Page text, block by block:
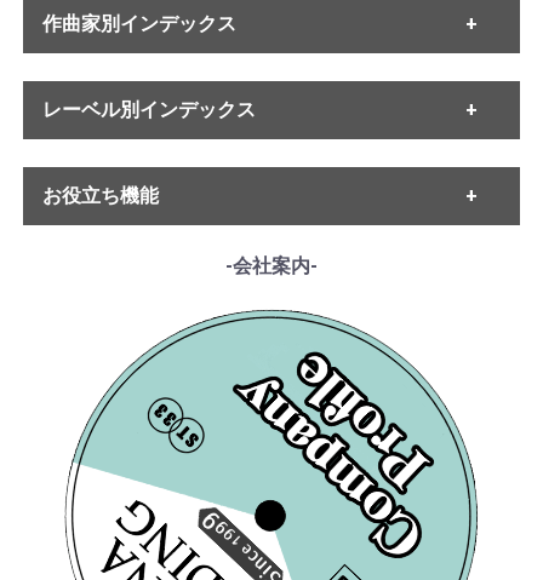
[MELODIYA] A.ギンズブ
ルグ(pf) / バッハ:イギ
リス組曲2番B.807 , バ
ルトーク:ピアノ小品(6
曲), 組曲Op.14
¥ 6,600
作曲家別インデックス
・バッハ
・ヘンデル
・モーツァルト
・ハイドン
・ベートーヴェン
・シューベルト
・ワーグナー
・スメタナ
・シュトラウス家
・ブラームス
・サン・サーンス
・チャイコフスキー
・ドヴォルザーク
・グリーグ
・フォーレ
レーベル別インデックス
・ETERNA
・MELODIYA
・DECCA
・PHILIPS
・SUPRAPHON
・クリュブ盤
・マイナー盤/プライベート盤
お役立ち機能
・レコード洗浄ガイド
・単語の説明
・ルート案内
------特集ページ------
・『エテルナの芸術』
・『アナログ期の名匠たち』
・『デジタル録音の夜明け』
・『ソ連のオーケストラ』
-会社案内-